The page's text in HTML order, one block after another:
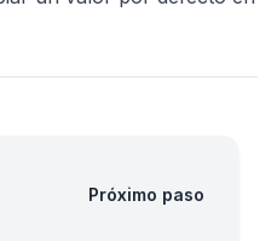
Próximo paso